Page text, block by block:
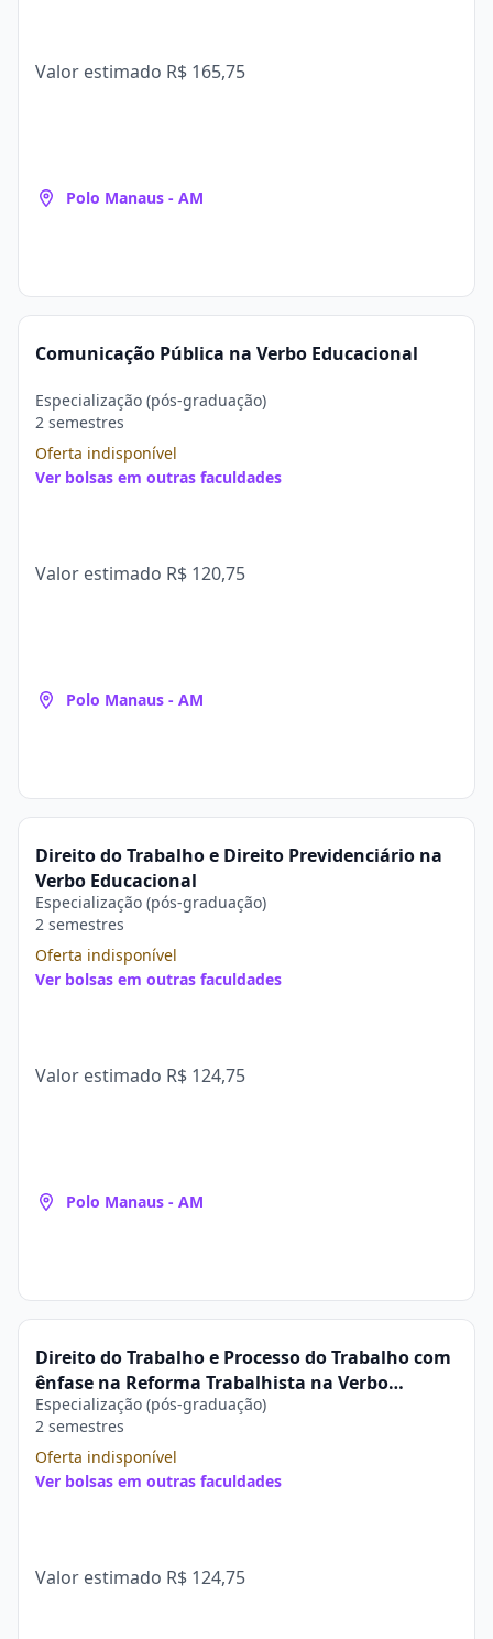
Valor estimado R$ 165,75
Polo Manaus - AM
Comunicação Pública na Verbo Educacional
Especialização (pós-graduação)
2 semestres
Oferta indisponível
Ver bolsas em outras faculdades
Valor estimado R$ 120,75
Polo Manaus - AM
Direito do Trabalho e Direito Previdenciário na
Verbo Educacional
Especialização (pós-graduação)
2 semestres
Oferta indisponível
Ver bolsas em outras faculdades
Valor estimado R$ 124,75
Polo Manaus - AM
Direito do Trabalho e Processo do Trabalho com
ênfase na Reforma Trabalhista na Verbo
Educacional
Especialização (pós-graduação)
2 semestres
Oferta indisponível
Ver bolsas em outras faculdades
Valor estimado R$ 124,75